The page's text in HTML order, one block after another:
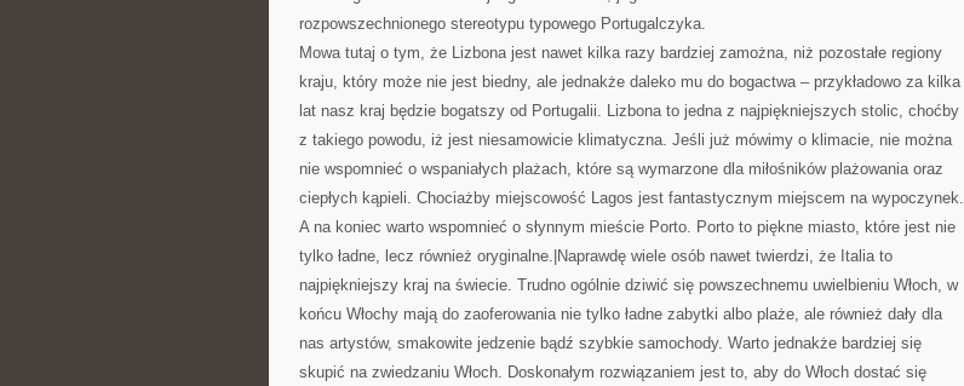
rozpowszechnionego stereotypu typowego Portugalczyka.
Mowa tutaj o tym, że Lizbona jest nawet kilka razy bardziej zamożna, niż pozostałe regiony
kraju, który może nie jest biedny, ale jednakże daleko mu do bogactwa – przykładowo za kilka
lat nasz kraj będzie bogatszy od Portugalii. Lizbona to jedna z najpiękniejszych stolic, choćby
z takiego powodu, iż jest niesamowicie klimatyczna. Jeśli już mówimy o klimacie, nie można
nie wspomnieć o wspaniałych plażach, które są wymarzone dla miłośników plażowania oraz
ciepłych kąpieli. Chociażby miejscowość Lagos jest fantastycznym miejscem na wypoczynek.
A na koniec warto wspomnieć o słynnym mieście Porto. Porto to piękne miasto, które jest nie
tylko ładne, lecz również oryginalne.|Naprawdę wiele osób nawet twierdzi, że Italia to
najpiękniejszy kraj na świecie. Trudno ogólnie dziwić się powszechnemu uwielbieniu Włoch, w
końcu Włochy mają do zaoferowania nie tylko ładne zabytki albo plaże, ale również dały dla
nas artystów, smakowite jedzenie bądź szybkie samochody. Warto jednakże bardziej się
skupić na zwiedzaniu Włoch. Doskonałym rozwiązaniem jest to, aby do Włoch dostać się